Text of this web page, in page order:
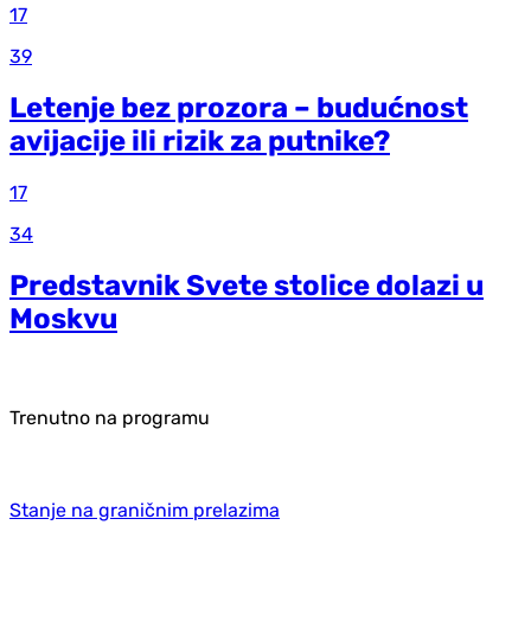
17
39
Letenje bez prozora – budućnost
avijacije ili rizik za putnike?
17
34
Predstavnik Svete stolice dolazi u
Moskvu
Trenutno na programu
Stanje na graničnim prelazima